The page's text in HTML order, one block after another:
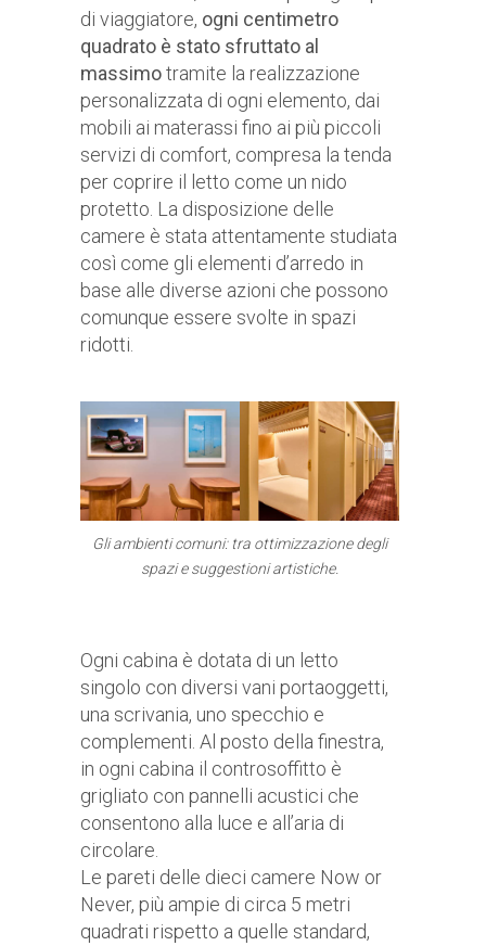
di viaggiatore, ogni centimetro
quadrato è stato sfruttato al
massimotramite la realizzazione
personalizzata di ogni elemento, dai
mobili ai materassi fino ai più piccoli
servizi di comfort, compresa la tenda
per coprire il letto come un nido
protetto. La disposizione delle
camere è stata attentamente studiata
così come gli elementi d’arredo in
base alle diverse azioni che possono
comunque essere svolte in spazi
ridotti.
Gli ambienti comuni: tra ottimizzazione degli
spazi e suggestioni artistiche.
Ogni cabina è dotata di un letto
singolo con diversi vani portaoggetti,
una scrivania, uno specchio e
complementi. Al posto della finestra,
in ogni cabina il controsoffitto è
grigliato con pannelli acustici che
consentono alla luce e all’aria di
circolare.
Le pareti delle dieci camere Now or
Never, più ampie di circa 5 metri
quadrati rispetto a quelle standard,